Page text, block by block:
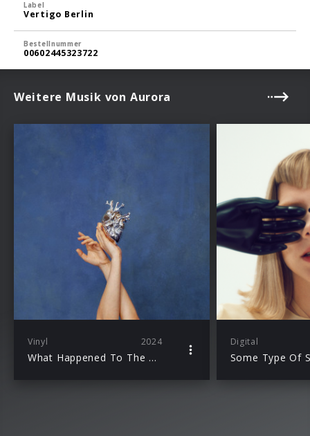
Label
Vertigo Berlin
Bestellnummer
00602445323722
Weitere Musik von Aurora
Vinyl 2024
What Happened To The Heart?
Digital
Some Type Of